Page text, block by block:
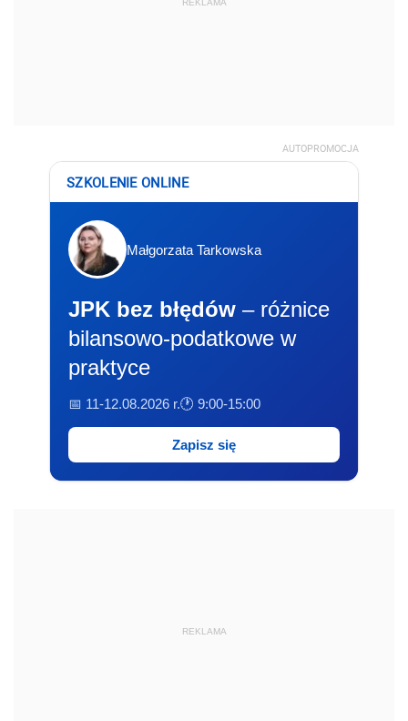
REKLAMA
AUTOPROMOCJA
SZKOLENIE ONLINE
Małgorzata Tarkowska
JPK bez błędów – różnice
bilansowo-podatkowe w
praktyce
📅 11-12.08.2026 r.🕐 9:00-15:00
Zapisz się
REKLAMA